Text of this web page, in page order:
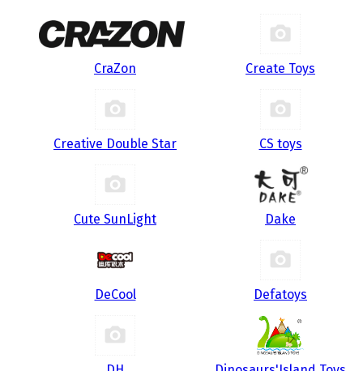
CraZon Create Toys
Creative Double Star CS toys
Cute SunLight Dake
DeCool Defatoys